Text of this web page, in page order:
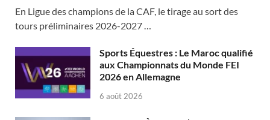
En Ligue des champions de la CAF, le tirage au sort des
tours préliminaires 2026-2027 …
Sports Équestres : Le Maroc qualifié
aux Championnats du Monde FEI
2026 en Allemagne
6 août 2026